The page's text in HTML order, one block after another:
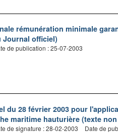
rémunération minimale
Journal officiel)
de publication : 25-07-2003
du 28 février 2003 pour
maritime hauturière (texte
de signature : 28-02-2003 Date de